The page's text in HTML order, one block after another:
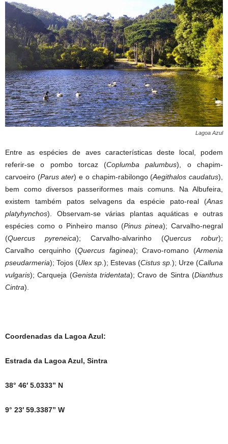
Lagoa Azul
Entre as espécies de aves características deste local, podem
referir-se o pombo torcaz (Coplumba palumbus), o chapim-
carvoeiro (Parus ater) e o chapim-rabilongo (Aegithalos caudatus),
bem como diversos passeriformes mais comuns. Na Albufeira,
existem também patos selvagens da espécie pato-real (Anas
platyhynchos). Observam-se várias plantas aquáticas e outras
espécies como o Pinheiro manso (Pinus pinea); Carvalho-negral
(Quercus pyreneica); Carvalho-alvarinho (Quercus robur);
Carvalho cerquinho (Quercus faginea); Cravo-romano (Armenia
pseudarmeria); Tojos (Ulex sp.); Estevas (Cistus sp.); Urze (Calluna
vulgaris); Carqueja (Genista tridentata); Cravo de Sintra (Dianthus
Cintra).
Coordenadas da Lagoa Azul:
Estrada da Lagoa Azul, Sintra
38° 46′ 5.0333” N
9° 23′ 59.3387” W